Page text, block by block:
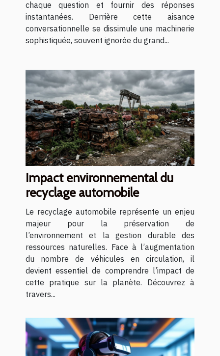
chaque question et fournir des réponses
instantanées. Derrière cette aisance
conversationnelle se dissimule une machinerie
sophistiquée, souvent ignorée du grand...
Impact environnemental du
recyclage automobile
Le recyclage automobile représente un enjeu
majeur pour la préservation de
l’environnement et la gestion durable des
ressources naturelles. Face à l’augmentation
du nombre de véhicules en circulation, il
devient essentiel de comprendre l’impact de
cette pratique sur la planète. Découvrez à
travers...